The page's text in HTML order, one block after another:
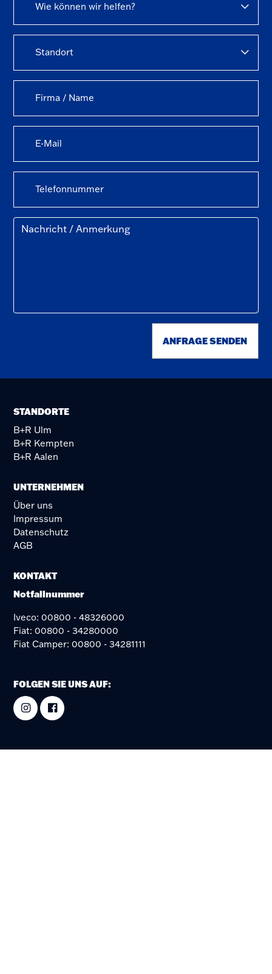
Wie können wir helfen?
Standort
ANFRAGE SENDEN
STANDORTE
B+R Ulm
B+R Kempten
B+R Aalen
UNTERNEHMEN
Über uns
Impressum
Datenschutz
AGB
KONTAKT
Notfallnummer
Iveco: 00800 - 48326000
Fiat: 00800 - 34280000
Fiat Camper: 00800 - 34281111
FOLGEN SIE UNS AUF: